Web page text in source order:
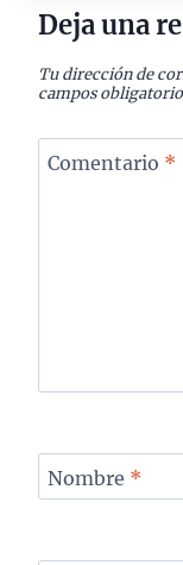
Deja una
Tu dirección de
campos
Comentario *
Nombre *